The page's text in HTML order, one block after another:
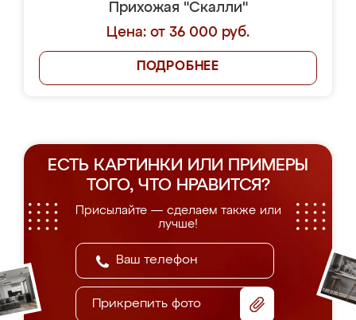
Прихожая "Скалли"
Цена: от 36 000 руб.
ПОДРОБНЕЕ
ЕСТЬ КАРТИНКИ ИЛИ ПРИМЕРЫ
ТОГО, ЧТО НРАВИТСЯ?
Присылайте — сделаем также или
лучше!
Прикрепить фото